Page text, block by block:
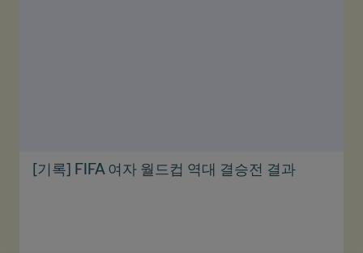
[기록] FIFA 여자 월드컵 역대 결승전 결과